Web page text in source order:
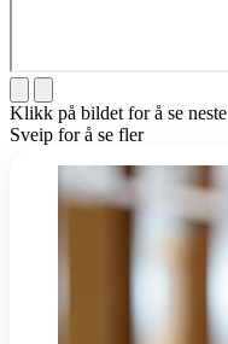
Klikk på bildet for å se neste
Sveip for å se fler